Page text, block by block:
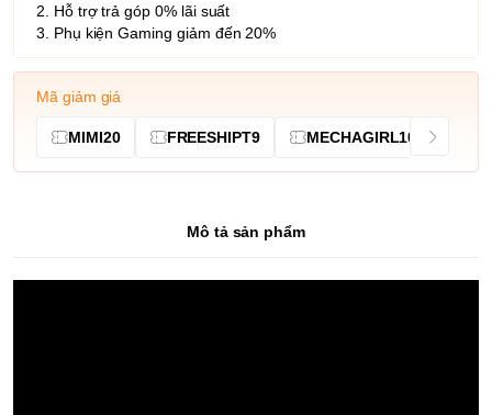
2. Hỗ trợ trả góp 0% lãi suất
3. Phụ kiện Gaming giảm đến 20%
Mã giảm giá
MIMI20 FREESHIPT9 MECHAGIRL10
Mô tả sản phẩm